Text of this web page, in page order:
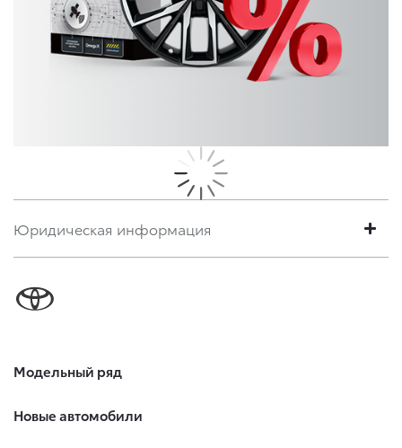
Юридическая информация
Модельный ряд
Новые автомобили